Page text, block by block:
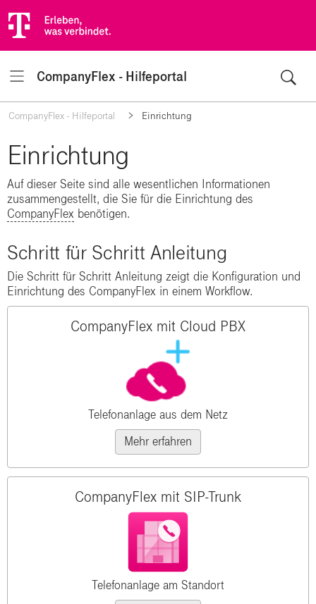
CompanyFlex - Hilfeportal
Navigation
CompanyFlex - Hilfeportal Einrichtung
Einrichtung
Auf dieser Seite sind alle wesentlichen Informationen
zusammengestellt, die Sie für die Einrichtung des
CompanyFlex benötigen.
Schritt für Schritt Anleitung
Die Schritt für Schritt Anleitung zeigt die Konfiguration und
Einrichtung des CompanyFlex in einem Workflow.
CompanyFlex mit Cloud PBX
Telefonanlage aus dem Netz
Mehr erfahren
CompanyFlex mit SIP-Trunk
Telefonanlage am Standort